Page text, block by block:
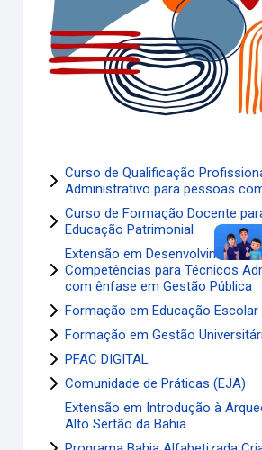
Curso de Qualificação
Administrativo para pessoas
Curso de Formação Docente
Educação Patrimonial
Extensão em Desenvolvimento de
Competências para Técnicos
com ênfase em Gestão Pública
Formação em Educação Escolar
Formação em Gestão
PFAC DIGITAL
Comunidade de Práticas (EJA)
Extensão em Introdução à
Alto Sertão da Bahia